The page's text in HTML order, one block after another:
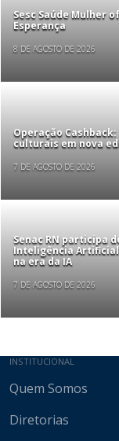
Sesc Saúde Mulher
Esperança
8 DE AGOSTO DE 2026
Operação
culturais em nova
7 DE AGOSTO DE 2026
Senac RN participa
Inteligência
na era da IA
7 DE AGOSTO DE 2026
Mapa do
INSTITUCIONAL
Quem Somos
Diretorias